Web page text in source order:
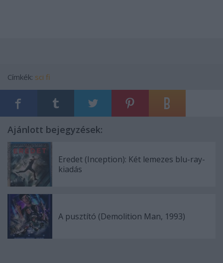
Címkék: sci fi
Ajánlott bejegyzések:
Eredet (Inception): Két lemezes blu-ray-
kiadás
A pusztító (Demolition Man, 1993)